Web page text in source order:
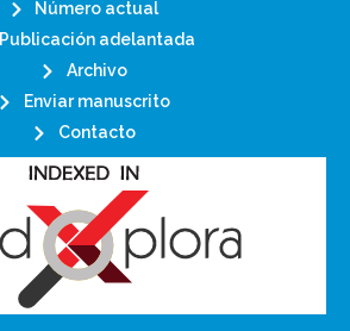
Número actual
Publicación adelantada
Archivo
Enviar manuscrito
Contacto